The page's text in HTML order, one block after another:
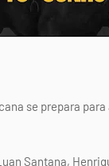
se prepara
Santana,